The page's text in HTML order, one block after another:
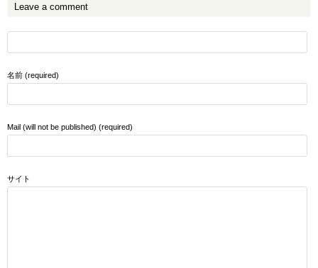
Leave a comment
名前 (required)
Mail (will not be published) (required)
サイト